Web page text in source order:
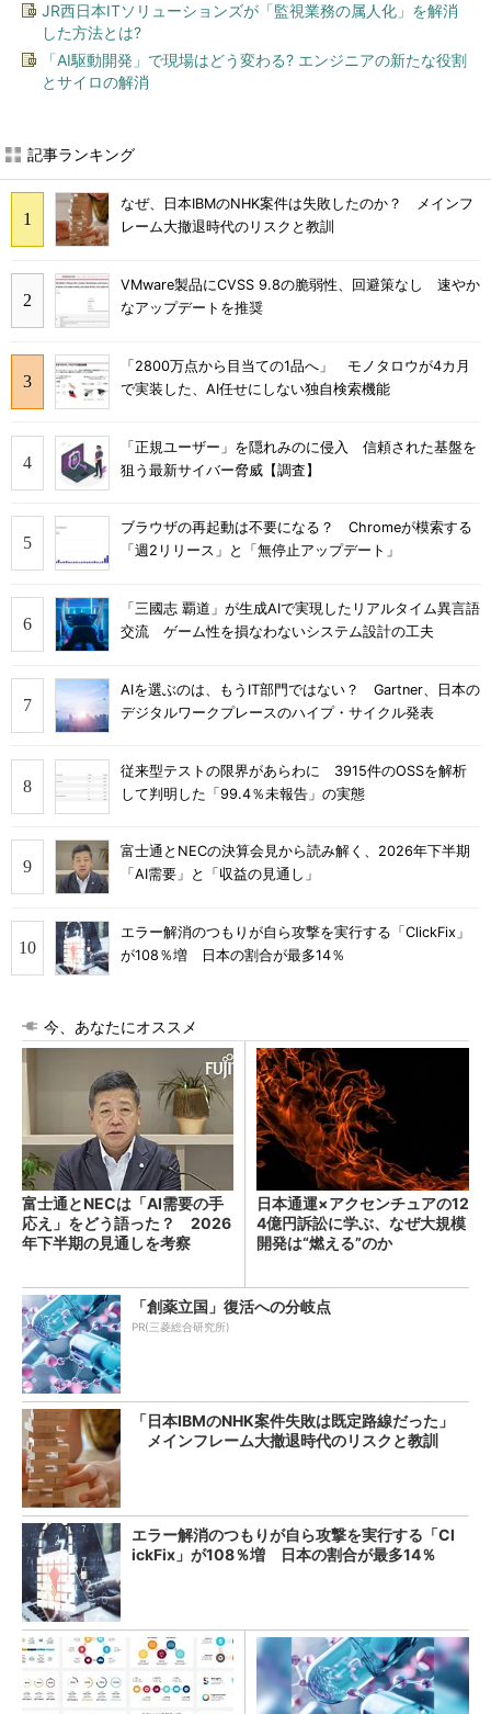
JR西日本ITソリューションズが「監視業務の属人化」を解消
した方法とは?
「AI駆動開発」で現場はどう変わる? エンジニアの新たな役割
とサイロの解消
記事ランキング
なぜ、日本IBMのNHK案件は失敗したのか？ メインフ
レーム大撤退時代のリスクと教訓
VMware製品にCVSS 9.8の脆弱性、回避策なし 速やか
なアップデートを推奨
「2800万点から目当ての1品へ」 モノタロウが4カ月
で実装した、AI任せにしない独自検索機能
「正規ユーザー」を隠れみのに侵入 信頼された基盤を
狙う最新サイバー脅威【調査】
ブラウザの再起動は不要になる？ Chromeが模索する
「週2リリース」と「無停止アップデート」
「三國志 覇道」が生成AIで実現したリアルタイム異言語
交流 ゲーム性を損なわないシステム設計の工夫
AIを選ぶのは、もうIT部門ではない？ Gartner、日本の
デジタルワークプレースのハイプ・サイクル発表
従来型テストの限界があらわに 3915件のOSSを解析
して判明した「99.4％未報告」の実態
富士通とNECの決算会見から読み解く、2026年下半期
「AI需要」と「収益の見通し」
エラー解消のつもりが自ら攻撃を実行する「ClickFix」
が108％増 日本の割合が最多14％
今、あなたにオススメ
富士通とNECは「AI需要の手
応え」をどう語った？ 2026
年下半期の見通しを考察
日本通運×アクセンチュアの12
4億円訴訟に学ぶ、なぜ大規模
開発は“燃える”のか
「創薬立国」復活への分岐点
PR(三菱総合研究所)
「日本IBMのNHK案件失敗は既定路線だった」
メインフレーム大撤退時代のリスクと教訓
エラー解消のつもりが自ら攻撃を実行する「Cl
ickFix」が108％増 日本の割合が最多14％